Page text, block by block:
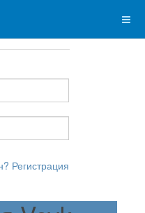
Регистрация